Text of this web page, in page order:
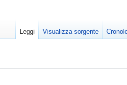
Leggi Visualizza sorgente